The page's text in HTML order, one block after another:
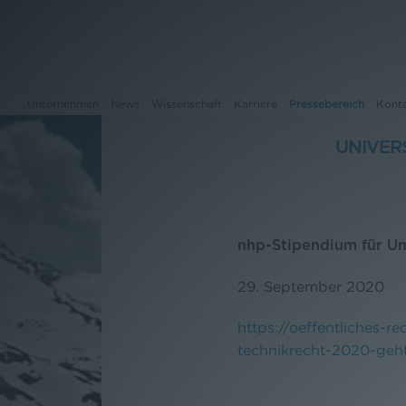
Wissenschaft Karriere Pressebereich
Karriere
Kontakt
nhp-Stipendium für
29. September 2020
https://oeffentliches-
technikrecht-2020-